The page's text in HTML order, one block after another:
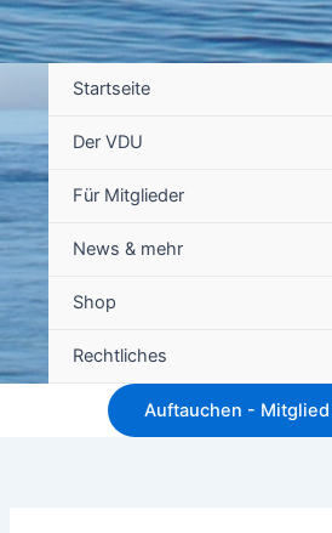
Startseite
Der VDU
Für Mitglieder
News & mehr
Shop
Rechtliches
Auftauchen -